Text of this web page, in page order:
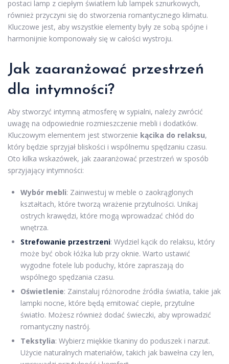
postaci lamp z ciepłym światłem lub lampek sznurkowych,
również przyczyni się do stworzenia romantycznego klimatu.
Kluczowe jest, aby wszystkie elementy były ze sobą spójne i
harmonijnie komponowały się w całości wystroju.
Jak zaaranżować przestrzeń
dla intymności?
Aby stworzyć intymną atmosferę w sypialni, należy zwrócić
uwagę na odpowiednie rozmieszczenie mebli i dodatków.
Kluczowym elementem jest stworzenie kącika do relaksu,
który będzie sprzyjał bliskości i wspólnemu spędzaniu czasu.
Oto kilka wskazówek, jak zaaranżować przestrzeń w sposób
sprzyjający intymności:
Wybór mebli: Zainwestuj w meble o zaokrąglonych
kształtach, które tworzą wrażenie przytulności. Unikaj
ostrych krawędzi, które mogą wprowadzać chłód do
wnętrza.
Strefowanie przestrzeni: Wydziel kącik do relaksu, który
może być obok łóżka lub przy oknie. Warto ustawić
wygodne fotele lub poduchy, które zapraszają do
wspólnego spędzania czasu.
Oświetlenie: Zainstaluj różnorodne źródła światła, takie jak
lampki nocne, które będą emitować ciepłe, przytulne
światło. Możesz również dodać świeczki, aby wprowadzić
romantyczny nastrój.
Tekstylia: Wybierz miękkie tkaniny do poduszek i narzut.
Użycie naturalnych materiałów, takich jak bawełna czy len,